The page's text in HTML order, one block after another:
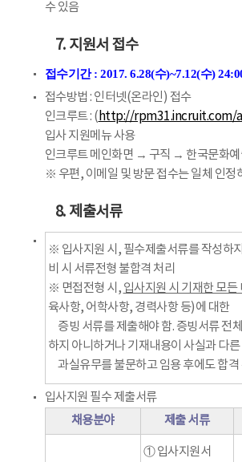
수 있음
7. 지원서 접수
접수기간 : 2017. 6.28(수)~7.12(수)
접수방법 : 인터넷(온라인) 접수
인크루트 : ( http://rpm31.incruit.com/
입사 지원메뉴 사용
인크루트 메인화면 → 구직 → 한국문화예
※ 우편, 이메일 및 방문 접수는 일체 인정
8. 제출서류
※ 입사지원 시, 필수제출서류를 작성하
비 시 서류전형 불합격 처리
※ 면접전형 시, 입사지원 시 기재한 모든
육사항, 어학사항, 경력사항 등)에 대한
증빙 서류를 제출해야 함. 증빙서류 전
하지 아니하거나 기재내용이 사실과 다른
과실유무를 불문하고 임용 후에도 합격
입사지원 필수 제출서류
채용분야
제출 서류
① 입사지원서